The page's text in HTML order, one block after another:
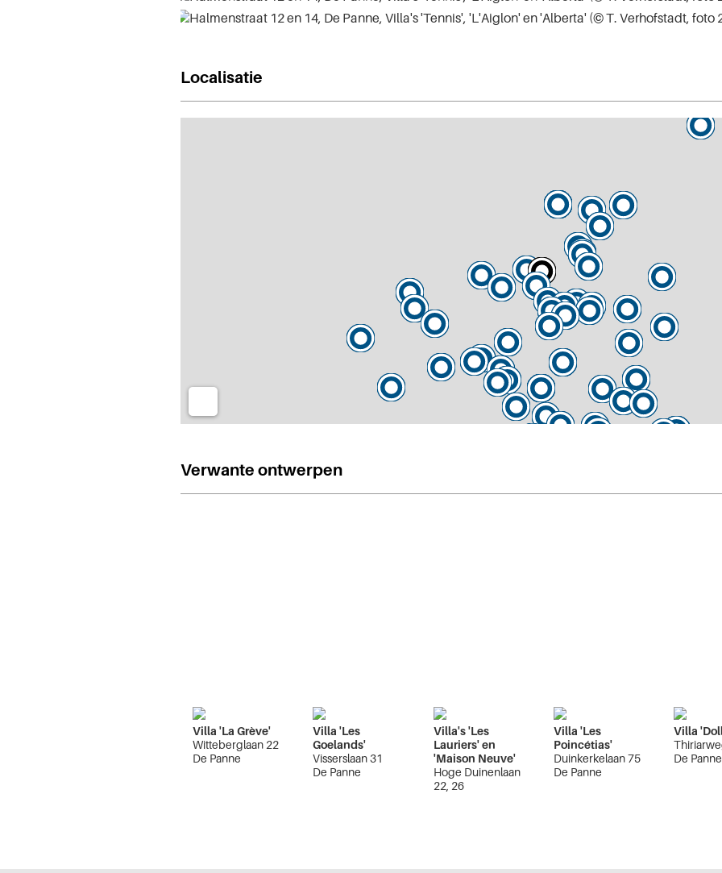
Localisatie
Verwante ontwerpen
Villa 'La Grève'
Witteberglaan 22
De Panne
Villa 'Les
Goelands'
Visserslaan 31
De Panne
Villa's 'Les
Lauriers' en
'Maison Neuve'
Hoge Duinenlaan
22, 26
Villa 'Les
Poincétias'
Duinkerkelaan 75
De Panne
Villa
De Panne